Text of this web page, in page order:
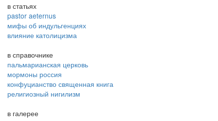
в статьях
pastor aeternus
мифы об индульгенциях
влияние католицизма
в справочнике
пальмарианская церковь
мормоны россия
конфуцианство священная книга
религиозный нигилизм
в галерее